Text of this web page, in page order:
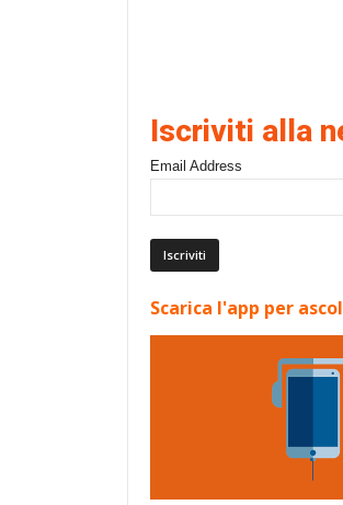
Iscriviti alla
Email Address
Scarica l'app per